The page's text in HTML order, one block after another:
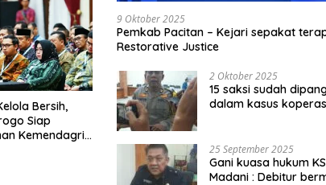
Bersih,
Siap
Kemendagri
9 Oktober 2025
Pemkab Pacitan – Kejari sepakat
Restorative Justice
2 Oktober 2025
15 saksi sudah
dalam kasus
25 September 2025
Gani kuasa hukum
Madani : Debitur